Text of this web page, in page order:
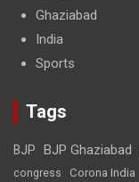
Ghaziabad
India
Sports
Tags
BJP BJP Ghaziabad
congress Corona India